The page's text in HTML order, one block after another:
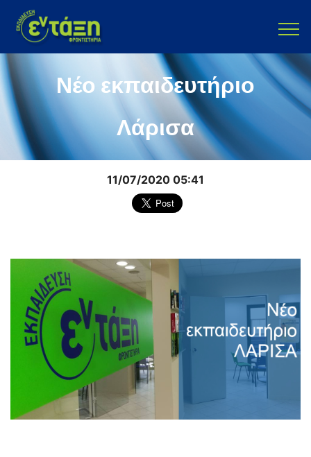
Νέο εκπαιδευτήριο
Λάρισα
11/07/2020 05:41